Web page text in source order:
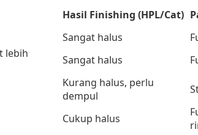
Hasil Finishing (HPL/Cat)
Sangat halus
lebih
Sangat halus
Kurang halus, perlu
dempul
Cukup halus